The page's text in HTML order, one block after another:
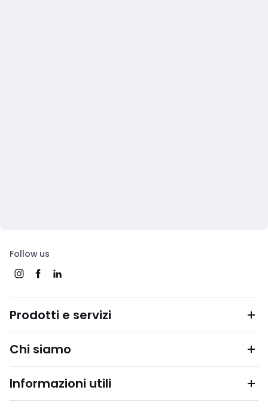
Follow us
Prodotti e servizi
Chi siamo
Informazioni utili